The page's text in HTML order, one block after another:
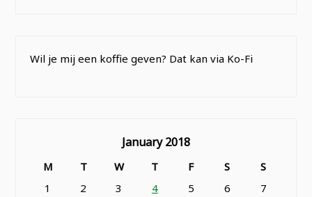
Wil je mij een koffie geven? Dat kan via Ko-Fi
January 2018
M T W T F S
S
1
2 3 4 5 6
7